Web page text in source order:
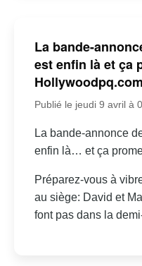
La bande-
est enfin là et ça
Hollywoodpq.com
Publié le jeudi 9 avril à
La bande-annonce
enfin là… et ça
Préparez-vous à
au siège: David et
font pas dans la